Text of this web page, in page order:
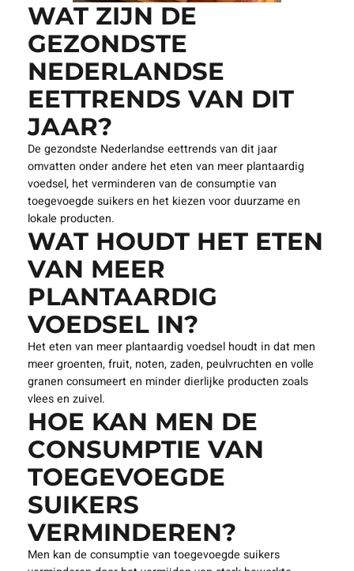
WAT ZIJN DE
GEZONDSTE
NEDERLANDSE
EETTRENDS VAN DIT
JAAR?
De gezondste Nederlandse eettrends van dit jaar
omvatten onder andere het eten van meer plantaardig
voedsel, het verminderen van de consumptie van
toegevoegde suikers en het kiezen voor duurzame en
lokale producten.
WAT HOUDT HET ETEN
VAN MEER
PLANTAARDIG
VOEDSEL IN?
Het eten van meer plantaardig voedsel houdt in dat men
meer groenten, fruit, noten, zaden, peulvruchten en volle
granen consumeert en minder dierlijke producten zoals
vlees en zuivel.
HOE KAN MEN DE
CONSUMPTIE VAN
TOEGEVOEGDE
SUIKERS
VERMINDEREN?
Men kan de consumptie van toegevoegde suikers